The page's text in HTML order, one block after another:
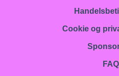
Cookie og
FAQ